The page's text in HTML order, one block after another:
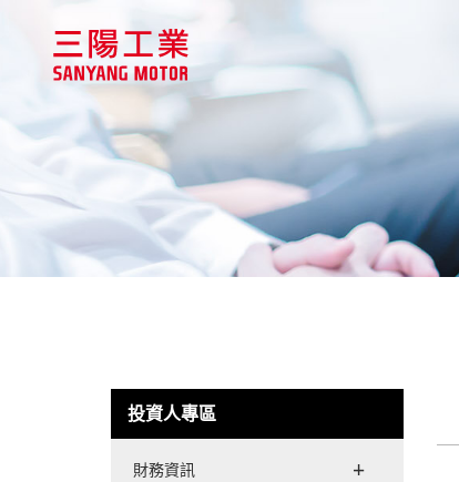
投資人專區
財務資訊